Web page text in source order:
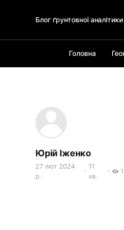
Блог ґрунтовної аналітики
Головна
Юрій Іженко
27 лют 2024
р.
11
хв.